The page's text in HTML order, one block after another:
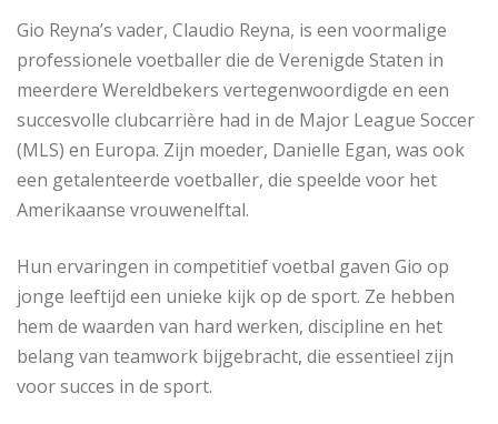
Gio Reyna’s vader, Claudio Reyna, is een voormalige
professionele voetballer die de Verenigde Staten in
meerdere Wereldbekers vertegenwoordigde en een
succesvolle clubcarrière had in de Major League Soccer
(MLS) en Europa. Zijn moeder, Danielle Egan, was ook
een getalenteerde voetballer, die speelde voor het
Amerikaanse vrouwenelftal.
Hun ervaringen in competitief voetbal gaven Gio op
jonge leeftijd een unieke kijk op de sport. Ze hebben
hem de waarden van hard werken, discipline en het
belang van teamwork bijgebracht, die essentieel zijn
voor succes in de sport.